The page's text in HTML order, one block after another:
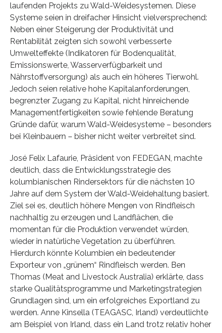
laufenden Projekts zu Wald-Weidesystemen. Diese
Systeme seien in dreifacher Hinsicht vielversprechend:
Neben einer Steigerung der Produktivität und
Rentabilität zeigten sich sowohl verbesserte
Umwelteffekte (Indikatoren für Bodenqualität,
Emissionswerte, Wasserverfügbarkeit und
Nährstoffversorgung) als auch ein höheres Tierwohl.
Jedoch seien relative hohe Kapitalanforderungen,
begrenzter Zugang zu Kapital, nicht hinreichende
Managementfertigkeiten sowie fehlende Beratung
Gründe dafür, warum Wald-Weidesysteme – besonders
bei Kleinbauern – bisher nicht weiter verbreitet sind.
José Felix Lafaurie, Präsident von FEDEGAN, machte
deutlich, dass die Entwicklungsstrategie des
kolumbianischen Rindersektors für die nächsten 10
Jahre auf dem System der Wald-Weidehaltung basiert.
Ziel sei es, deutlich höhere Mengen von Rindfleisch
nachhaltig zu erzeugen und Landflächen, die
momentan für die Produktion verwendet würden,
wieder in natürliche Vegetation zu überführen.
Hierdurch könnte Kolumbien ein bedeutender
Exporteur von „grünem“ Rindfleisch werden. Ben
Thomas (Meat and Livestock Australia) erklärte, dass
starke Qualitätsprogramme und Marketingstrategien
Grundlagen sind, um ein erfolgreiches Exportland zu
werden. Anne Kinsella (TEAGASC, Irland) verdeutlichte
am Beispiel von Irland, dass ein Land trotz relativ hoher